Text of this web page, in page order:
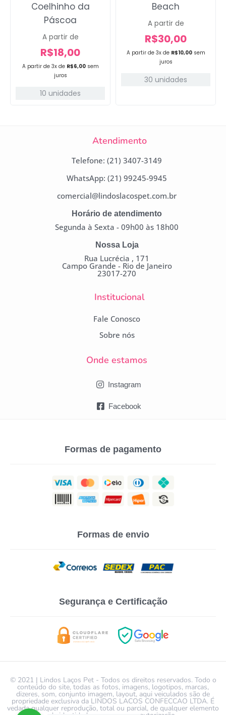
A partir de 3x de R$6,00 sem
juros
Coelhinho da
Páscoa
A partir de
R$18,00
10 unidades
A partir de 3x de R$10,00 sem
juros
Beach
A partir de
R$30,00
30 unidades
Atendimento
Telefone: (21) 3407-3149
WhatsApp: (21) 99245-9945
comercial@lindoslacospet.com.br
Horário de atendimento
Segunda à Sexta - 09h00 às 18h00
Nossa Loja
Rua Lucrécia , 171
Campo Grande - Rio de Janeiro
23017-270
Institucional
Fale Conosco
Sobre nós
Onde estamos
Instagram
Facebook
Formas de pagamento
Formas de envio
Segurança e Certificação
© 2021 | Lindos Laços Pet - Todos os direitos reservados. Todo o
conteúdo do site, todas as fotos, imagens, logotipos, marcas,
dizeres, som, conjunto imagem, layout, aqui veiculados são de
propriedade exclusiva da LINDOS LACOS CONFECCAO LTDA. É
vedada qualquer reprodução, total ou parcial, de qualquer elemento